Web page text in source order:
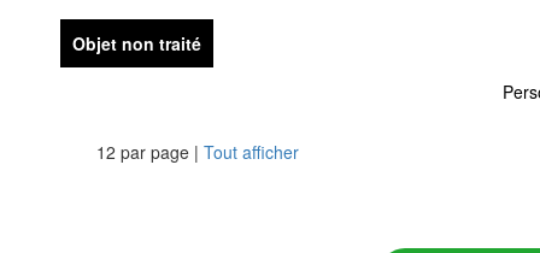
Objet non traité
12 par page | Tout afficher